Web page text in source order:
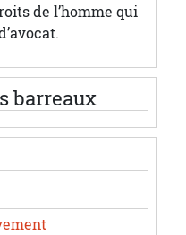
de l’homme qui
barreaux